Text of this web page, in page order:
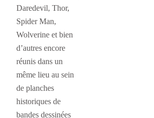
Daredevil, Thor,
Spider Man,
Wolverine et bien
d’autres encore
réunis dans un
même lieu au sein
de planches
historiques de
bandes dessinées